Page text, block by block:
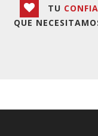
TU
QUE